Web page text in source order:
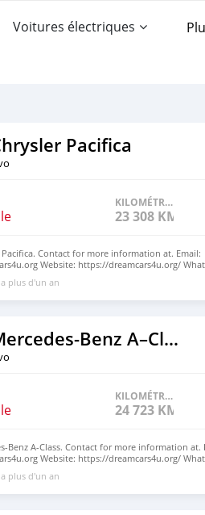
Voitures électriques
Pacifica
KILOMÉTRAGE
23 308 KM
Pacifica. Contact for more information at. Email:
Website: https://dreamcars4u.org/
plus d'un an
2020 Mercedes-Benz A–Class
KILOMÉTRAGE
24 723 KM
Benz A-Class. Contact for more information at.
Website: https://dreamcars4u.org/
plus d'un an